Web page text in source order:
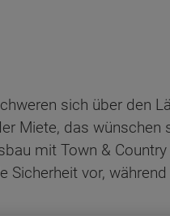
sich über den
Miete, das wünschen
mit Town &
vor,